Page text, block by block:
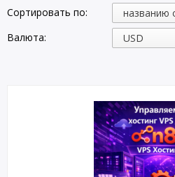
Сортировать по:
Валюта: